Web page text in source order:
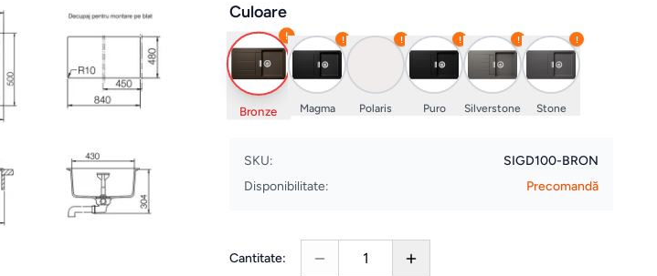
Culoare
!
Bronze
!
Magma
!
Polaris
!
Puro
!
Silverstone
!
Stone
SKU:
SIGD100-BRON
Disponibilitate:
Precomandă
Cantitate: 1